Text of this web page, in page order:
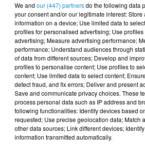
[Happy Beur] Cheb
(live)
[Happy Beur] Cheb
emblématique de la
Raï !
We and our (447) partnersdo the following data
your consent and/or our legitimate interest: Store
information on a device; Use limited data to
profiles for personalised advertising; Use
advertising; Measure advertising performance;
performance; Understand audiences through
of data from different sources; Develop and
profiles to personalise content; Use profiles to
content; Use limited data to select content;
detect fraud, and fix errors; Deliver and present
Save and communicate privacy choices. These
process personal data such as IP address and
following functionalities: Identify devices based
requested; Use precise geolocation data; Match
other data sources; Link different devices;
information transmitted automatically.